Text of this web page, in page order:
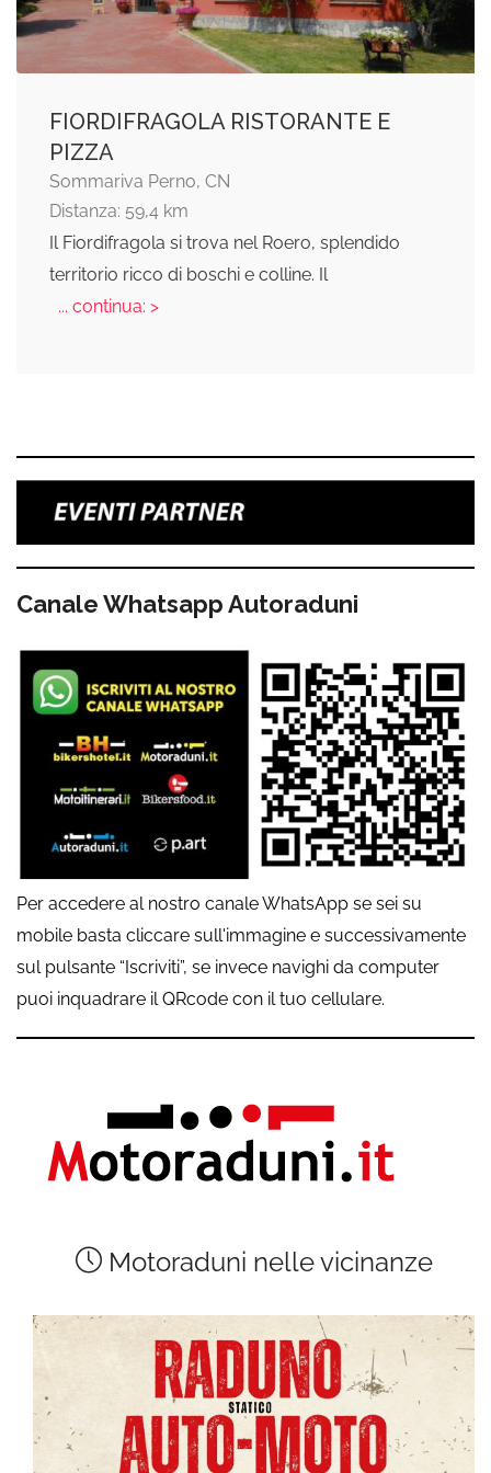
FIORDIFRAGOLA RISTORANTE E
PIZZA
Sommariva Perno, CN
Distanza: 59,4 km
Il Fiordifragola si trova nel Roero, splendido
territorio ricco di boschi e colline. Il
... continua: >
Canale Whatsapp Autoraduni
Per accedere al nostro canale WhatsApp se sei su
mobile basta cliccare sull'immagine e successivamente
sul pulsante “Iscriviti”, se invece navighi da computer
puoi inquadrare il QRcode con il tuo cellulare.
Motoraduni nelle vicinanze